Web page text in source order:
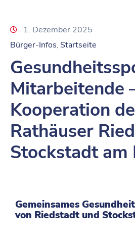
1. Dezember 2025
Bürger-Infos‚ Startseite
Mitarbeitende
Kooperation
Rathäuser
Stockstadt am
Gemeinsames
von Riedstadt und